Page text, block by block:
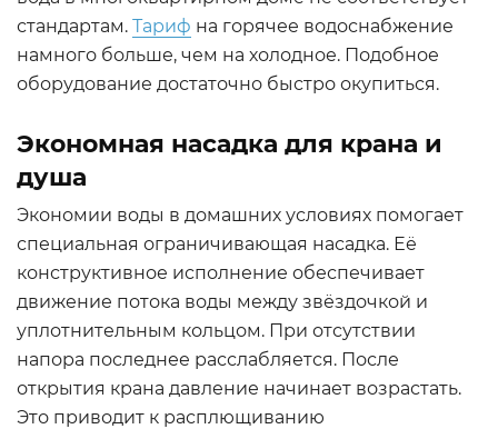
стандартам. Тариф на горячее водоснабжение
намного больше, чем на холодное. Подобное
оборудование достаточно быстро окупиться.
Экономная насадка для крана и
душа
Экономии воды в домашних условиях помогает
специальная ограничивающая насадка. Её
конструктивное исполнение обеспечивает
движение потока воды между звёздочкой и
уплотнительным кольцом. При отсутствии
напора последнее расслабляется. После
открытия крана давление начинает возрастать.
Это приводит к расплющиванию